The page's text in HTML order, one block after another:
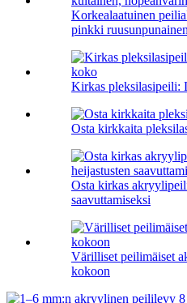
Korkealaatuinen
pinkki
Kirkas pleksilasipeili:
Osta kirkkaita
Osta kirkas
saavuttamiseksi
Värilliset peilimäiset
kokoon